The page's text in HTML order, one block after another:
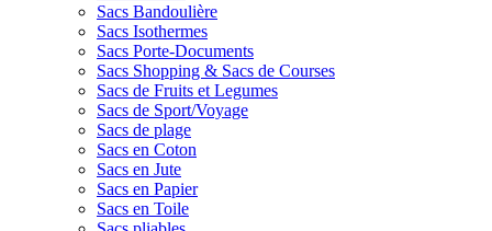
Sacs Bandoulière
Sacs Isothermes
Sacs Porte-Documents
Sacs Shopping & Sacs de Courses
Sacs de Fruits et Legumes
Sacs de Sport/Voyage
Sacs de plage
Sacs en Coton
Sacs en Jute
Sacs en Papier
Sacs en Toile